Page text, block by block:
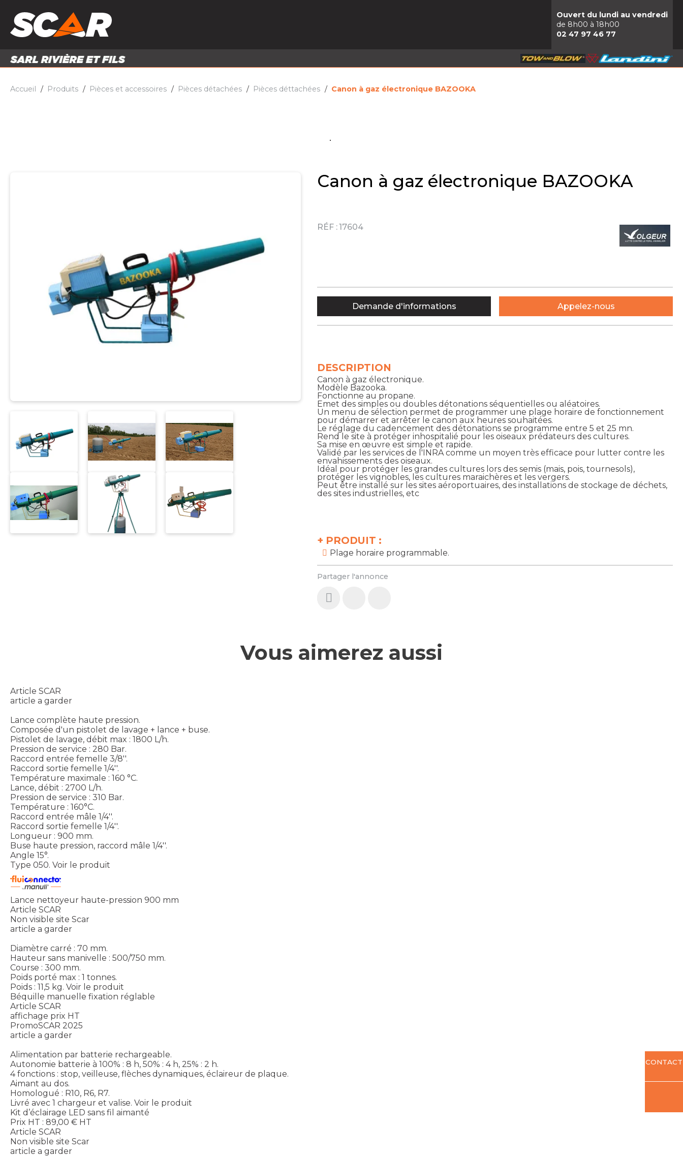
PIÈCES ET ACCESSOIRES
Ouvert du lundi au vendredi
de 8h00 à 18h00
02 47 97 46 77
Accueil Produits Pièces et accessoires Pièces détachées Pièces déttachées Canon à gaz électronique BAZOOKA
Canon à gaz électronique BAZOOKA
RÉF :17604
+ PRODUIT :
Plage horaire programmable.
Partager l'annonce
DESCRIPTION
Canon à gaz électronique.
Modèle Bazooka.
Fonctionne au propane.
Emet des simples ou doubles détonations séquentielles ou aléatoires.
Un menu de sélection permet de programmer une plage horaire de fonctionnement
pour démarrer et arrêter le canon aux heures souhaitées.
Le réglage du cadencement des détonations se programme entre 5 et 25 mn.
Rend le site à protéger inhospitalié pour les oiseaux prédateurs des cultures.
Sa mise en œuvre est simple et rapide.
Validé par les services de l'INRA comme un moyen très efficace pour lutter contre les
envahissements des oiseaux.
Idéal pour protéger les grandes cultures lors des semis (mais, pois, tournesols),
protéger les vignobles, les cultures maraichères et les vergers.
Peut être installé sur les sites aéroportuaires, des installations de stockage de déchets,
des sites industrielles, etc
Demande d'informations Appelez-nous
Vous aimerez aussi
Article SCAR
article a garder
Lance complète haute pression.
Composée d'un pistolet de lavage + lance + buse.
Pistolet de lavage, débit max : 1800 L/h.
Pression de service : 280 Bar.
Raccord entrée femelle 3/8''.
Raccord sortie femelle 1/4''.
Température maximale : 160 °C.
Lance, débit : 2700 L/h.
Pression de service : 310 Bar.
Température : 160°C.
Raccord entrée mâle 1/4''.
Raccord sortie femelle 1/4''.
Longueur : 900 mm.
Buse haute pression, raccord mâle 1/4''.
Angle 15°.
Type 050. Voir le produit
Lance nettoyeur haute-pression 900 mm
Article SCAR
Non visible site Scar
article a garder
Diamètre carré : 70 mm.
Hauteur sans manivelle : 500/750 mm.
Course : 300 mm.
Poids porté max : 1 tonnes.
Poids : 11,5 kg. Voir le produit
Béquille manuelle fixation réglable
Article SCAR
affichage prix HT
PromoSCAR 2025
article a garder
Alimentation par batterie rechargeable.
Autonomie batterie à 100% : 8 h, 50% : 4 h, 25% : 2 h.
4 fonctions : stop, veilleuse, flèches dynamiques, éclaireur de plaque.
Aimant au dos.
Homologué : R10, R6, R7.
Livré avec 1 chargeur et valise. Voir le produit
Kit d’éclairage LED sans fil aimanté
Prix HT : 89,00 € HT
Article SCAR
Non visible site Scar
article a garder
CONTACT